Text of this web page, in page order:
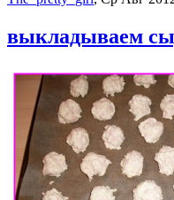
выкладываем